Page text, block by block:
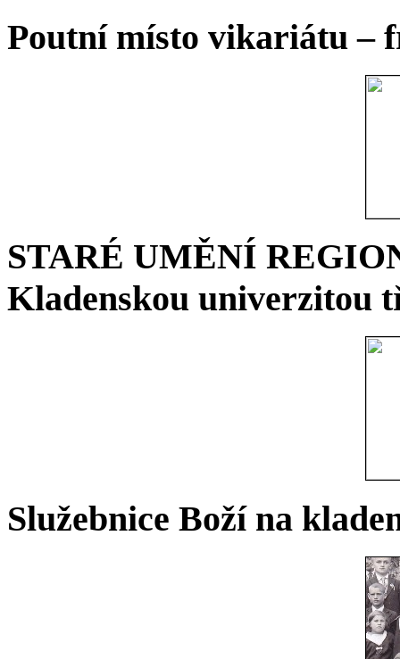
Poutní místo vikariátu –
STARÉ UMĚNÍ
Kladenskou univerzitou
Služebnice Boží na